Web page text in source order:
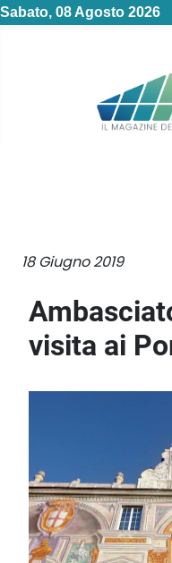
Sabato, 08 Agosto 2026
18 Giugno 2019
visita ai